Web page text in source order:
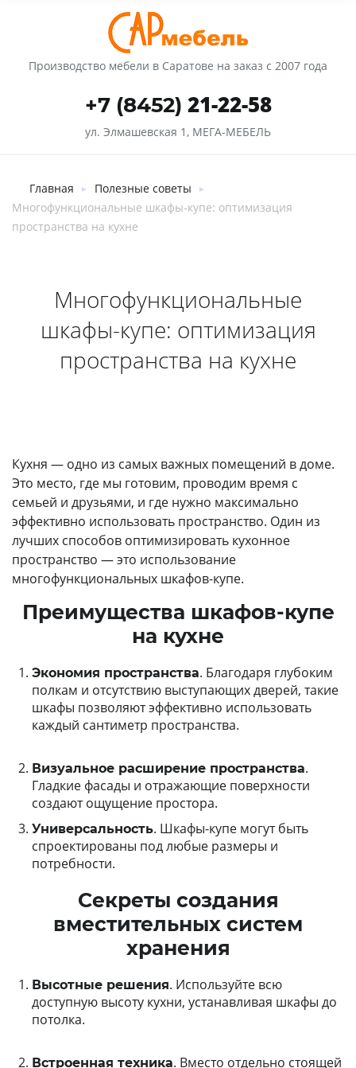
Производство мебели в Саратове на заказ с 2007 года
+7 (8452) 21-22-58
ул. Элмашевская 1, МЕГА-МЕБЕЛЬ
Главная ► Полезные советы ►
Многофункциональные шкафы-купе: оптимизация
пространства на кухне
Многофункциональные
шкафы-купе: оптимизация
пространства на кухне
Кухня — одно из самых важных помещений в доме.
Это место, где мы готовим, проводим время с
семьей и друзьями, и где нужно максимально
эффективно использовать пространство. Один из
лучших способов оптимизировать кухонное
пространство — это использование
многофункциональных шкафов-купе.
Преимущества шкафов-купе
на кухне
Экономия пространства. Благодаря глубоким
полкам и отсутствию выступающих дверей, такие
шкафы позволяют эффективно использовать
каждый сантиметр пространства.
Визуальное расширение пространства.
Гладкие фасады и отражающие поверхности
создают ощущение простора.
Универсальность. Шкафы-купе могут быть
спроектированы под любые размеры и
потребности.
Секреты создания
вместительных систем
хранения
Высотные решения. Используйте всю
доступную высоту кухни, устанавливая шкафы до
потолка.
Встроенная техника. Вместо отдельно стоящей